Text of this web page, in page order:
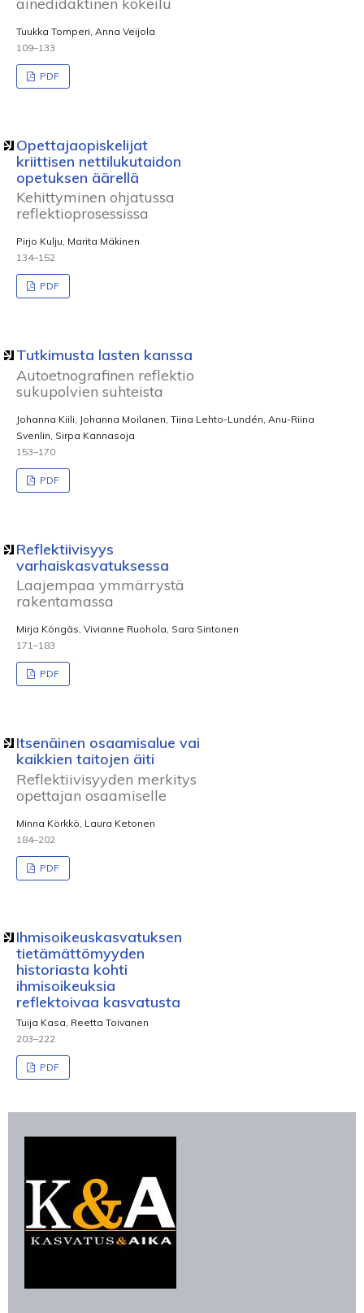
Tuukka Tomperi, Anna Veijola
109–133
PDF
Opettajaopiskelijat
kriittisen nettilukutaidon
opetuksen äärellä
Kehittyminen ohjatussa
reflektioprosessissa
Pirjo Kulju, Marita Mäkinen
134–152
PDF
Tutkimusta lasten kanssa
Autoetnografinen reflektio
sukupolvien suhteista
Johanna Kiili, Johanna Moilanen, Tiina Lehto-Lundén, Anu-Riina
Svenlin, Sirpa Kannasoja
153–170
PDF
Reflektiivisyys
varhaiskasvatuksessa
Laajempaa ymmärrystä
rakentamassa
Mirja Köngäs, Vivianne Ruohola, Sara Sintonen
171–183
PDF
Itsenäinen osaamisalue vai
kaikkien taitojen äiti
Reflektiivisyyden merkitys
opettajan osaamiselle
Minna Körkkö, Laura Ketonen
184–202
PDF
Ihmisoikeuskasvatuksen
tietämättömyyden
historiasta kohti
ihmisoikeuksia
reflektoivaa kasvatusta
Tuija Kasa, Reetta Toivanen
203–222
PDF